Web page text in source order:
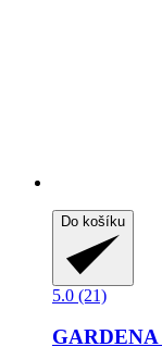
Do košíku
5.0 (21)
GARDENA